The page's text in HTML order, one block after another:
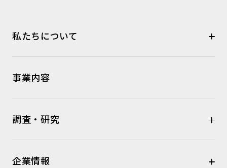
私たちについて
事業内容
調査・研究
企業情報